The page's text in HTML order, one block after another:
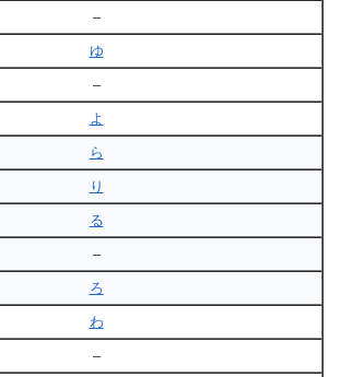
–
ゆ
–
よ
ら
り
る
–
ろ
わ
–